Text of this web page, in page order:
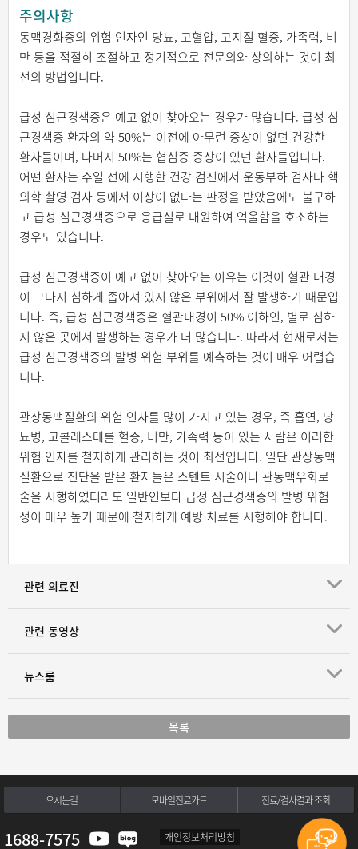
주의사항
동맥경화증의 위험 인자인 당뇨, 고혈압, 고지질 혈증, 가족력, 비
만 등을 적절히 조절하고 정기적으로 전문의와 상의하는 것이 최
선의 방법입니다.
급성 심근경색증은 예고 없이 찾아오는 경우가 많습니다. 급성 심
근경색증 환자의 약 50%는 이전에 아무런 증상이 없던 건강한
환자들이며, 나머지 50%는 협심증 증상이 있던 환자들입니다.
어떤 환자는 수일 전에 시행한 건강 검진에서 운동부하 검사나 핵
의학 촬영 검사 등에서 이상이 없다는 판정을 받았음에도 불구하
고 급성 심근경색증으로 응급실로 내원하여 억울함을 호소하는
경우도 있습니다.
급성 심근경색증이 예고 없이 찾아오는 이유는 이것이 혈관 내경
이 그다지 심하게 좁아져 있지 않은 부위에서 잘 발생하기 때문입
니다. 즉, 급성 심근경색증은 혈관내경이 50% 이하인, 별로 심하
지 않은 곳에서 발생하는 경우가 더 많습니다. 따라서 현재로서는
급성 심근경색증의 발병 위험 부위를 예측하는 것이 매우 어렵습
니다.
관상동맥질환의 위험 인자를 많이 가지고 있는 경우, 즉 흡연, 당
뇨병, 고콜레스테롤 혈증, 비만, 가족력 등이 있는 사람은 이러한
위험 인자를 철저하게 관리하는 것이 최선입니다. 일단 관상동맥
질환으로 진단을 받은 환자들은 스텐트 시술이나 관동맥우회로
술을 시행하였더라도 일반인보다 급성 심근경색증의 발병 위험
성이 매우 높기 때문에 철저하게 예방 치료를 시행해야 합니다.
관련 의료진
관련 동영상
뉴스룸
목록
오시는길 모바일진료카드 진료/검사결과 조회
1688-7575 개인정보처리방침